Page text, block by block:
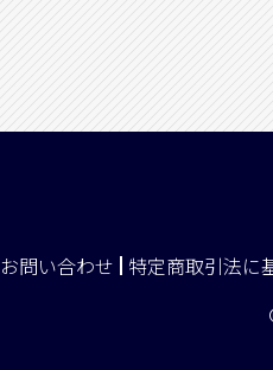
お問い合わせ 特定商取引法に